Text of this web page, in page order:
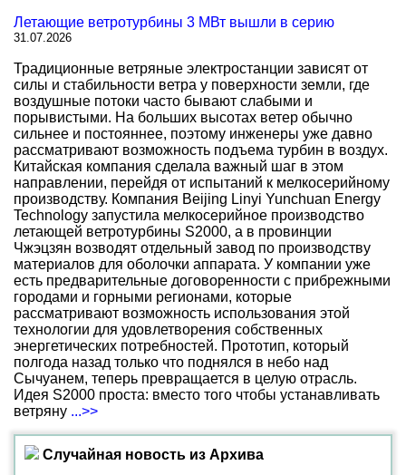
Летающие ветротурбины 3 МВт вышли в серию
31.07.2026
Традиционные ветряные электростанции зависят от
силы и стабильности ветра у поверхности земли, где
воздушные потоки часто бывают слабыми и
порывистыми. На больших высотах ветер обычно
сильнее и постояннее, поэтому инженеры уже давно
рассматривают возможность подъема турбин в воздух.
Китайская компания сделала важный шаг в этом
направлении, перейдя от испытаний к мелкосерийному
производству. Компания Beijing Linyi Yunchuan Energy
Technology запустила мелкосерийное производство
летающей ветротурбины S2000, а в провинции
Чжэцзян возводят отдельный завод по производству
материалов для оболочки аппарата. У компании уже
есть предварительные договоренности с прибрежными
городами и горными регионами, которые
рассматривают возможность использования этой
технологии для удовлетворения собственных
энергетических потребностей. Прототип, который
полгода назад только что поднялся в небо над
Сычуанем, теперь превращается в целую отрасль.
Идея S2000 проста: вместо того чтобы устанавливать
ветряну ...>>
Случайная новость из Архива